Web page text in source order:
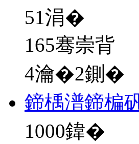
51涓�
165骞崇背
4瀹�2鍘�
鍗楀潽鍗楄
1000鍏�